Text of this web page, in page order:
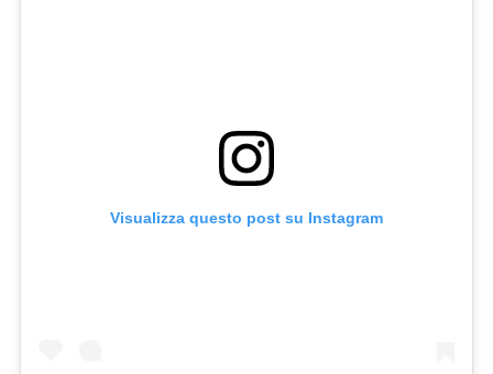
Visualizza questo post su Instagram